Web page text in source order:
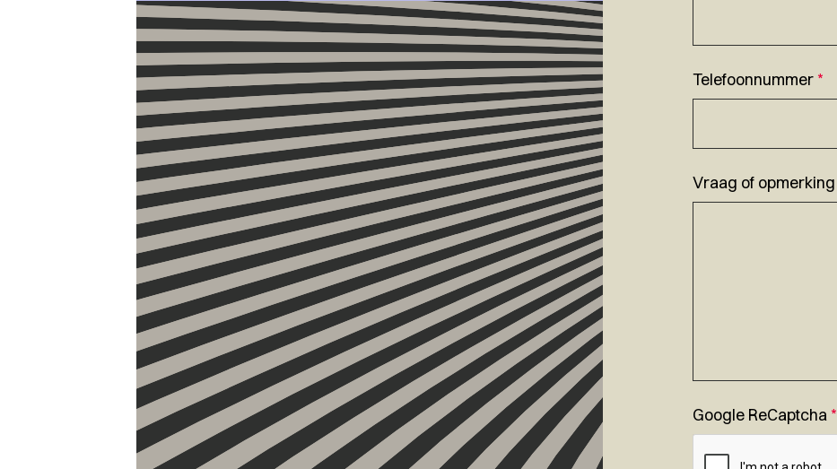
Telefoonnummer *
Vraag of opmerking
Google ReCaptcha *